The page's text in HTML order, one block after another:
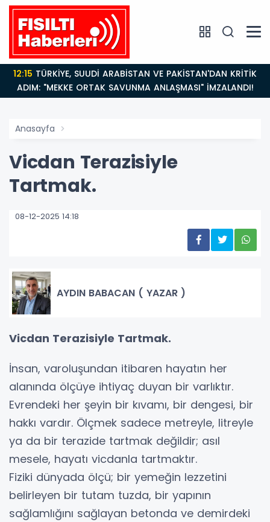
12:15
ADIM: "MEKKE ORTAK SAVUNMA ANLAŞMASI" İMZALANDI!
Anasayfa
Vicdan Terazisiyle
Tartmak.
08-12-2025 14:18
AYDIN BABACAN ( YAZAR )
Vicdan Terazisiyle Tartmak.
​İnsan, varoluşundan itibaren hayatın her
alanında ölçüye ihtiyaç duyan bir varlıktır.
Evrendeki her şeyin bir kıvamı, bir dengesi, bir
hakkı vardır. Ölçmek sadece metreyle, litreyle
ya da bir terazide tartmak değildir; asıl
mesele, hayatı vicdanla tartmaktır.
​Fiziki dünyada ölçü; bir yemeğin lezzetini
belirleyen bir tutam tuzda, bir yapının
sağlamlığını sağlayan betonda ve demirdeki